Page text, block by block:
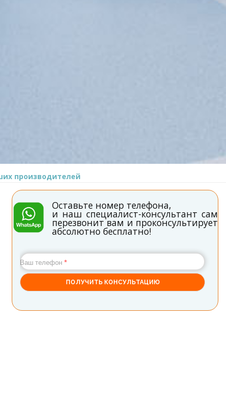
производителей
Оставьте номер телефона,
и наш специалист-консультант сам
перезвонит вам и проконсультирует
абсолютно бесплатно!